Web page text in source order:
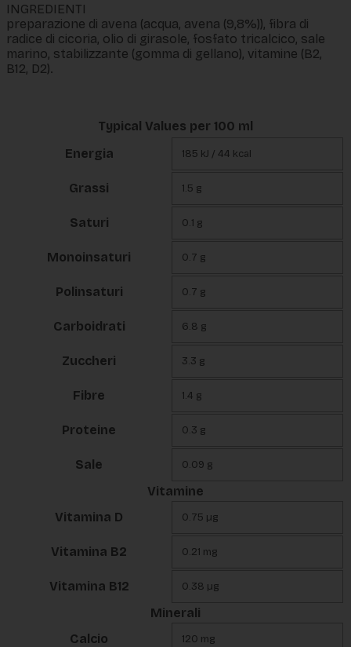
INGREDIENTI
preparazione di avena (acqua, avena (9,8%)), fibra di
radice di cicoria, olio di girasole, fosfato tricalcico, sale
marino, stabilizzante (gomma di gellano), vitamine (B2,
B12, D2).
Typical Values per 100 ml
Energia
185 kJ / 44 kcal
Grassi 1.5 g
Saturi 0.1 g
Monoinsaturi 0.7 g
Polinsaturi 0.7 g
Carboidrati 6.8 g
Zuccheri 3.3 g
Fibre 1.4 g
Proteine 0.3 g
Sale 0.09 g
Vitamine
Vitamina D
0.75 µg
Vitamina B2 0.21 mg
Vitamina B12 0.38 µg
Minerali
Calcio
120 mg